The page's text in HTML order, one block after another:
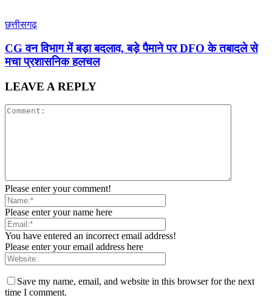
छत्तीसगढ़
CG वन विभाग में बड़ा बदलाव, बड़े पैमाने पर DFO के तबादले से
मचा प्रशासनिक हलचल
LEAVE A REPLY
Please enter your comment!
Please enter your name here
You have entered an incorrect email address!
Please enter your email address here
Save my name, email, and website in this browser for the next
time I comment.